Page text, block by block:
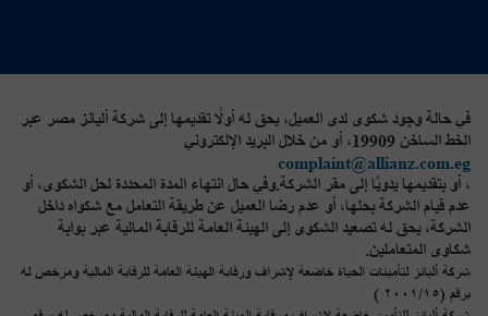
في حالة وجود شكوى لدى العميل، يحق له أولًا تقديمها إلى شركة أليانز مصر عبر
الخط الساخن 19909، أو من خلال البريد الإلكتروني
complaint@allianz.com.eg
، أو بتقديمها يدويًا إلى مقر الشركة.وفي حال انتهاء المدة المحددة لحل الشكوى، أو
عدم قيام الشركة بحلها، أو عدم رضا العميل عن طريقة التعامل مع شكواه داخل
الشركة، يحق له تصعيد الشكوى إلى الهيئة العامة للرقابة المالية عبر بوابة
شكاوى المتعاملين.
شركة أليانز لتأمينات الحياة خاضعة لإشراف ورقابة الهيئة العامة للرقابة المالية ومرخص له
برقم (٢٠٠١/١٥ )